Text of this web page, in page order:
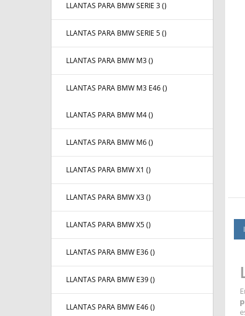
LLANTAS PARA BMW SERIE 3 ()
LLANTAS PARA BMW SERIE 5 ()
LLANTAS PARA BMW M3 ()
LLANTAS PARA BMW M3 E46 ()
LLANTAS PARA BMW M4 ()
LLANTAS PARA BMW M6 ()
LLANTAS PARA BMW X1 ()
LLANTAS PARA BMW X3 ()
LLANTAS PARA BMW X5 ()
LLANTAS PARA BMW E36 ()
LLANTAS PARA BMW E39 ()
LLANTAS PARA BMW E46 ()